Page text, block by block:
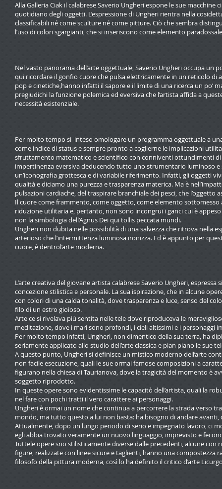
Alla Galleria Ciak il calabrese Saverio Ungheri espone le sue
quotidiano degli oggetti. L’espressione di Ungheri rientra nella
classificabili né come sculture né come pitture. Ciò che sembra
l’uso di colori sgargianti, che si inseriscono come elemento
Nel vasto panorama dell’arte oggettuale, Saverio Ungheri occupa
qui ricordare il gonfio cuore che pulsa elettricamente in un reticolo di
pop e cinetiche,hanno infatti il sapore e il limite di una ricerca un po’
pregiudichi la funzione polemica ed eversiva che l’artista affida a
necessità esistenziale.
Per molto tempo si inteso omologare un programma oggettuale a
come indice di status e sempre pronto a coglierne le implicazioni
sfruttamento matematico e scientifico con conniventi ottundimenti
impertinenza eversiva deducendo tutto uno strumentario luminoso
un’iconografia grottesca e di variabile riferimento. Infatti, gli oggetti
qualità e diciamo una purezza e trasparenza materica. Ma è
pulsazioni cardiache, del traspirare branchiale dei pesci, che l’oggetto
Il cuore come frammento, come oggetto, come elemento
riduzione utilitaria e, pertanto, non sono incongrui i ganci cui è
non la simbologia dell’Agnus Dei qui tollis peccata mundi.
Ungheri non dubita nelle possibilità di una salvezza che ritrova nella
arterioso che l’intermittenza luminosa ironizza. Ed è appunto per
cuore, è dentrol’arte moderna.
L’arte creativa del giovane artista calabrese Saverio Ungheri,
concezione stilistica e personale. La sua ispirazione, che in alcune
con colori di una calda tonalità, dove trasparenza e luce, senso del
filo di un estro gioioso.
Arte ce si rivelava più sentita nelle tele dove riproduceva le
meditazione, dove i mari sono profondi, i cieli altissimi e i personaggi
Per molto tempo infatti, Ungheri, non dimentico della sua terra, ha
seriamente applicato allo studio dell’arte classica e pian piano le sue
A questo punto, Ungheri si definisce un mistico moderno dell’arte
non facile esecuzione, quali le sue ormai famose composizioni a
figurano nella chiesa di Taurianova, dove la tragicità del momento è
soggetto riprodotto.
In queste opere sono evidentissime le capacitò dell’artista, quali la
nel fare con pochi tratti il vero carattere ai personaggi.
Ungheri è ormai un nome che continua a percorrere la strada verso
mondo, ma tutto questo a lui non basta: ha bisogno di andare
Attualmente, dopo un lungo periodo di serio e impegnato lavoro, ci
egli abbia trovato veramente un nuovo linguaggio, imprevisto e
Tuttele opere sno stilisticamente diverse dalle precedenti, alcune con
figure, realizzate con linee sicure e taglienti, hanno una
filosofo della pittura moderna, così lo ha definito il critico d’arte